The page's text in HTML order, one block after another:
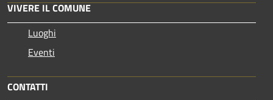
VIVERE IL COMUNE
Luoghi
Eventi
CONTATTI